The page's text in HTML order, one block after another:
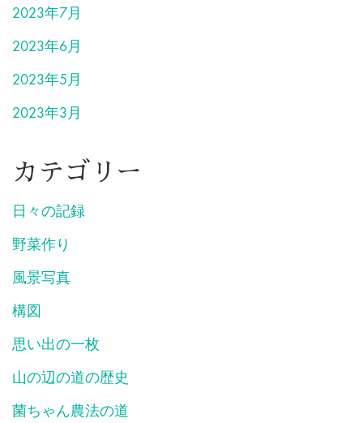
2023年7月
2023年6月
2023年5月
2023年3月
カテゴリー
日々の記録
野菜作り
風景写真
構図
思い出の一枚
山の辺の道の歴史
菌ちゃん農法の道